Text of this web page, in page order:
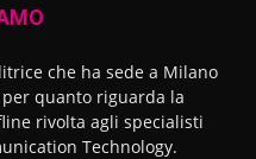
che ha sede a Milano
quanto riguarda la
rivolta agli specialisti
Technology.